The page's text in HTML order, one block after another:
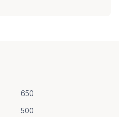
650
500